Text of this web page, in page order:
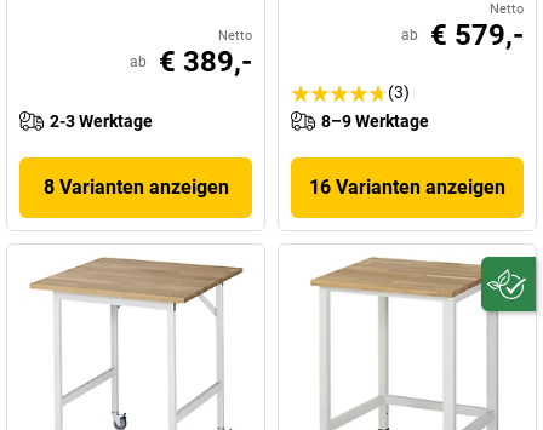
Netto
ab € 389,-
2-3 Werktage
8 Varianten anzeigen
Netto
ab € 579,-
(3)
8–9 Werktage
16 Varianten anzeigen